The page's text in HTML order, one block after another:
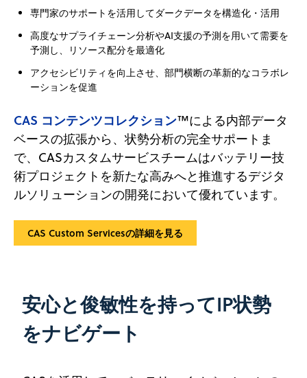
専門家のサポートを活用してダークデータを構造化・活用
高度なサプライチェーン分析やAI支援の予測を用いて需要を
予測し、リソース配分を最適化
アクセシビリティを向上させ、部門横断の革新的なコラボレ
ーションを促進
CAS コンテンツコレクション™による内部データ
ベースの拡張から、状勢分析の完全サポートま
で、CASカスタムサービスチームはバッテリー技
術プロジェクトを新たな高みへと推進するデジタ
ルソリューションの開発において優れています。
CAS Custom Servicesの詳細を見る
安心と俊敏性を持ってIP状勢
をナビゲート